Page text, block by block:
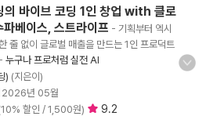
의 바이브 코딩 1인 창업 with 클로
파베이스, 스트라이프 - 기획부터 엑시
줄 없이 글로벌 매출을 만드는 1인 프로덕트
- 누구나 프로처럼 실전 AI
) (지은이)
2026년 05월
할인 / 1,500원) 9.2